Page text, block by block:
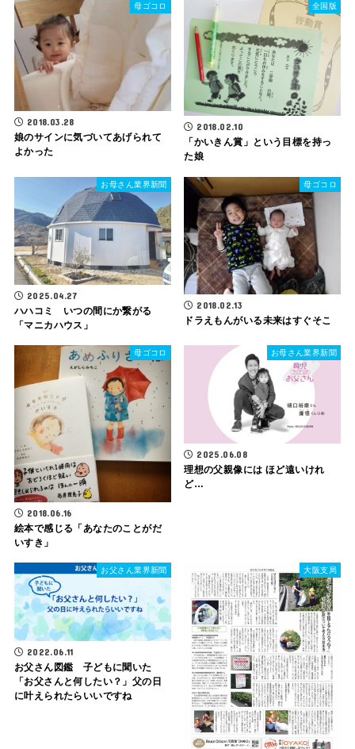
母ゴコロ
2018.03.28
娘のサインに気づいてあげられて
よかった
全国版
2018.02.10
「かいきん賞」という目標を持っ
た娘
お母さん業界新聞
2025.04.27
ハハコミ いつの間にか繋がる
「マニカハウス」
母ゴコロ
2018.02.13
ドラえもんがいる未来はすぐそこ
母ゴコロ
2018.06.16
絵本で感じる「あなたのことがだ
いすき」
お母さん業界新聞
2025.06.08
理想の父親像には ほど遠いけれ
ど…
お父さん業界新聞
2022.06.11
お父さん図鑑 子どもに聞いた
「お父さんと何したい？」父の日
に叶えられたらいいですね
大阪支局